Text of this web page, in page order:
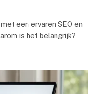
een ervaren SEO en
is het belangrijk?